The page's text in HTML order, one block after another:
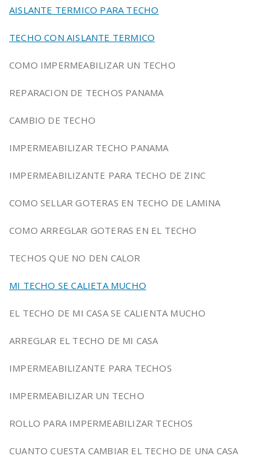
AISLANTE TERMICO PARA TECHO
TECHO CON AISLANTE TERMICO
COMO IMPERMEABILIZAR UN TECHO
REPARACION DE TECHOS PANAMA
CAMBIO DE TECHO
IMPERMEABILIZAR TECHO PANAMA
IMPERMEABILIZANTE PARA TECHO DE ZINC
COMO SELLAR GOTERAS EN TECHO DE LAMINA
COMO ARREGLAR GOTERAS EN EL TECHO
TECHOS QUE NO DEN CALOR
MI TECHO SE CALIETA MUCHO
EL TECHO DE MI CASA SE CALIENTA MUCHO
ARREGLAR EL TECHO DE MI CASA
IMPERMEABILIZANTE PARA TECHOS
IMPERMEABILIZAR UN TECHO
ROLLO PARA IMPERMEABILIZAR TECHOS
CUANTO CUESTA CAMBIAR EL TECHO DE UNA CASA